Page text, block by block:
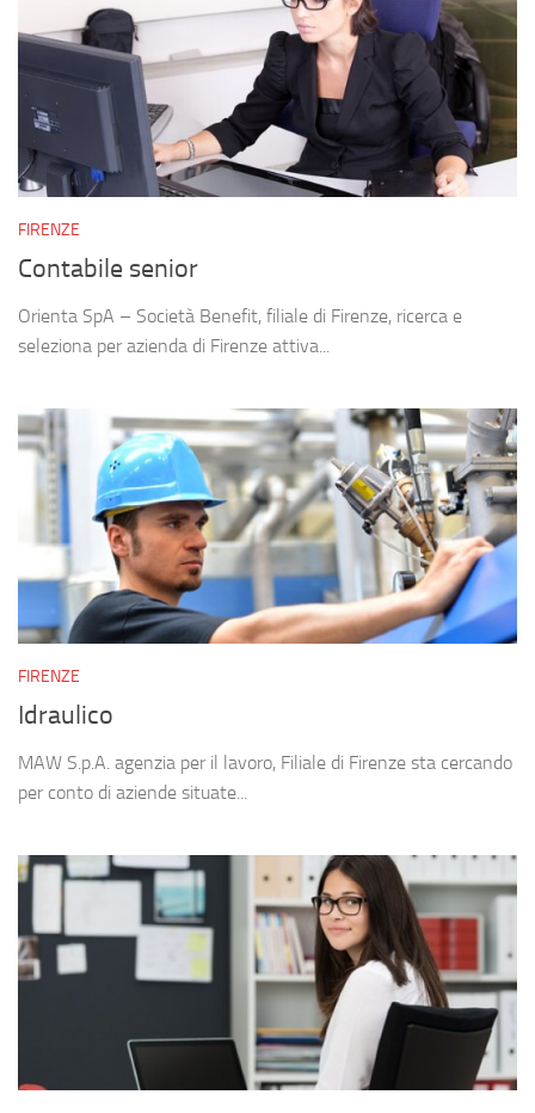
FIRENZE
Contabile senior
Orienta SpA – Società Benefit, filiale di Firenze, ricerca e
seleziona per azienda di Firenze attiva...
FIRENZE
Idraulico
MAW S.p.A. agenzia per il lavoro, Filiale di Firenze sta cercando
per conto di aziende situate...